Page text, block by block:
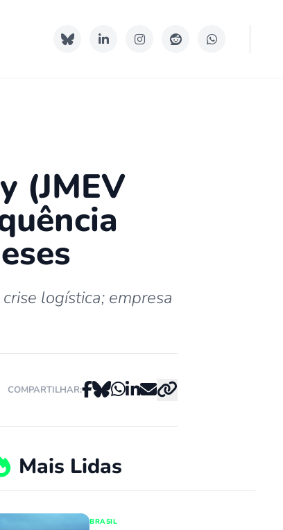
(JMEV
logística; empresa
COMPARTILHAR:
Mais Lidas
BRASIL